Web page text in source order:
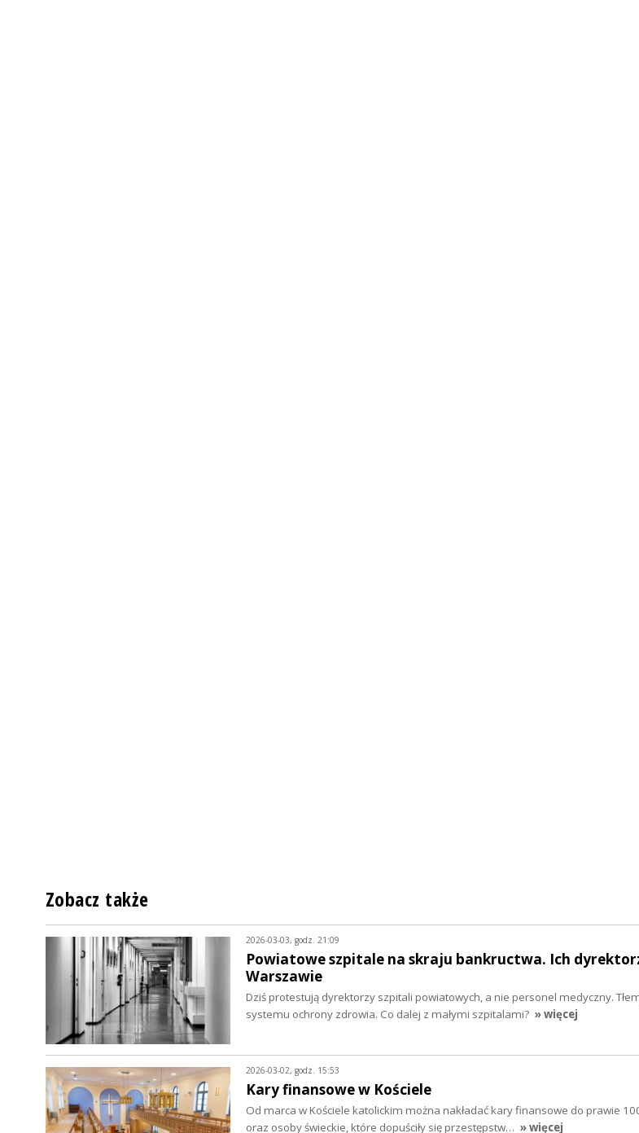
Zobacz także
2026-03-03, godz. 21:09
Powiatowe szpitale na skraju bankructwa. Ich
Warszawie
Dziś protestują dyrektorzy szpitali powiatowych, a nie personel medyczny.
systemu ochrony zdrowia. Co dalej z małymi szpitalami? » więcej
2026-03-02, godz. 15:53
Kary finansowe w Kościele
Od marca w Kościele katolickim można nakładać kary finansowe do prawie
oraz osoby świeckie, które dopuściły się przestępstw… » więcej